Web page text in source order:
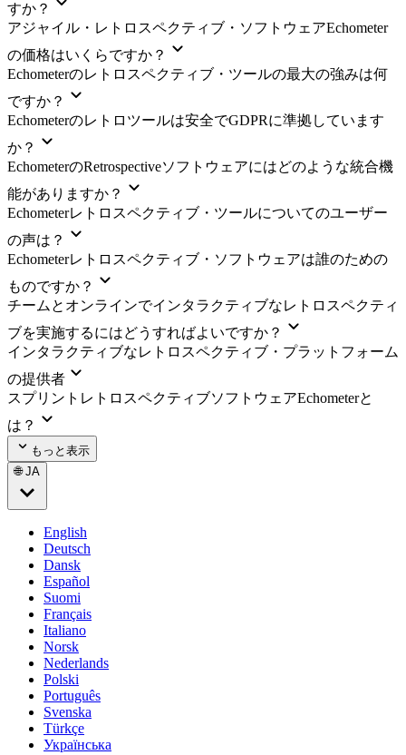
すか？
アジャイル・レトロスペクティブ・ソフトウェアEchometer
の価格はいくらですか？
Echometerのレトロスペクティブ・ツールの最大の強みは何
ですか？
Echometerのレトロツールは安全でGDPRに準拠しています
か？
EchometerのRetrospectiveソフトウェアにはどのような統合機
能がありますか？
Echometerレトロスペクティブ・ツールについてのユーザー
の声は？
Echometerレトロスペクティブ・ソフトウェアは誰のための
ものですか？
チームとオンラインでインタラクティブなレトロスペクティ
ブを実施するにはどうすればよいですか？
インタラクティブなレトロスペクティブ・プラットフォーム
の提供者
スプリントレトロスペクティブソフトウェアEchometerと
は？
もっと表示
🌐 JA
English
Deutsch
Dansk
Español
Suomi
Français
Italiano
Norsk
Nederlands
Polski
Português
Svenska
Türkçe
Українська